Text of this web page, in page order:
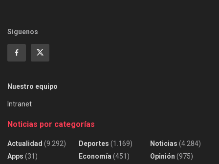
Siguenos
Nuestro equipo
Intranet
Noticias por categorías
Actualidad (9.292)
Apps (31)
Deportes (1.169)
Economía (451)
Noticias (4.284)
Opinión (975)